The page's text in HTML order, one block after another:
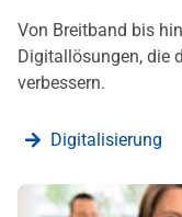
Von Breitband bis
Digitallösungen, die
verbessern.
Digitalisierung